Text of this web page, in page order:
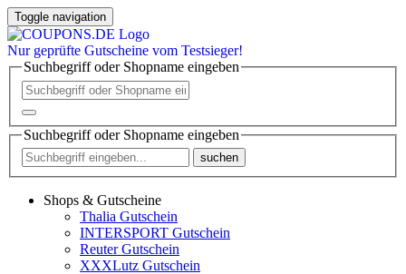
Toggle navigation
Nur geprüfte Gutscheine vom Testsieger!
Suchbegriff oder Shopname eingeben
Suchbegriff oder Shopname eingeben
suchen
Shops & Gutscheine
Thalia Gutschein
INTERSPORT Gutschein
Reuter Gutschein
XXXLutz Gutschein